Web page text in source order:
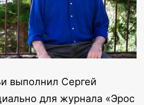
выполнил Сергей
для журнала «Эрос